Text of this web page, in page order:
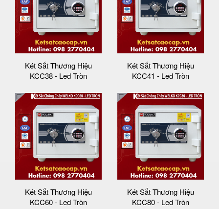
Két Sắt Thương Hiệu
KCC38 - Led Tròn
Két Sắt Thương Hiệu
KCC41 - Led Tròn
Két Sắt Thương Hiệu
KCC60 - Led Tròn
Két Sắt Thương Hiệu
KCC80 - Led Tròn